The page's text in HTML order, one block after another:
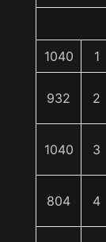
1040 1
932 2
1040 3
804 4